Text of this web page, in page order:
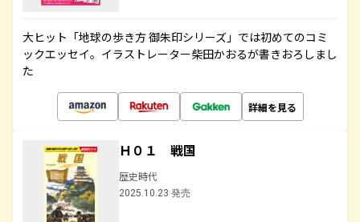
大ヒット「地球の歩き方 御朱印シリーズ」では初めてのコミ
ックエッセイ。イラストレーター柴田かおるが書きおろしまし
た
詳細を見る
Ｈ０１ 戦国
歴史時代
2025.10.23 発売